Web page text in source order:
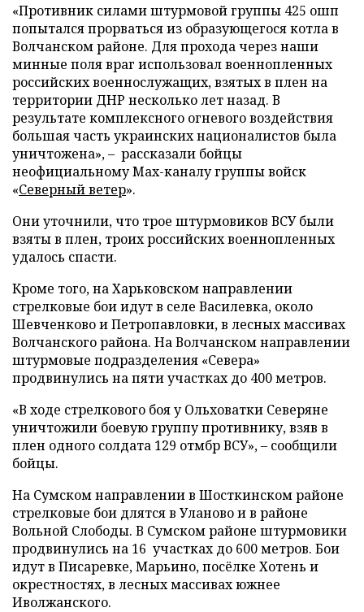
«Противник силами штурмовой группы 425 ошп
попытался прорваться из образующегося котла в
Волчанском районе. Для прохода через наши
минные поля враг использовал военнопленных
российских военнослужащих, взятых в плен на
территории ДНР несколько лет назад. В
результате комплексного огневого воздействия
большая часть украинских националистов была
уничтожена», – рассказали бойцы
неофициальному Max-каналу группы войск
«Северный ветер».
Они уточнили, что трое штурмовиков ВСУ были
взяты в плен, троих российских военнопленных
удалось спасти.
Кроме того, на Харьковском направлении
стрелковые бои идут в селе Василевка, около
Шевченково и Петропавловки, в лесных массивах
Волчанского района. На Волчанском направлении
штурмовые подразделения «Севера»
продвинулись на пяти участках до 400 метров.
«В ходе стрелкового боя у Ольховатки Северяне
уничтожили боевую группу противнику, взяв в
плен одного солдата 129 отмбр ВСУ», – сообщили
бойцы.
На Сумском направлении в Шосткинском районе
стрелковые бои длятся в Уланово и в районе
Вольной Слободы. В Сумском районе штурмовики
продвинулись на 16 участках до 600 метров. Бои
идут в Писаревке, Марьино, посёлке Хотень и
окрестностях, в лесных массивах южнее
Иволжанского.